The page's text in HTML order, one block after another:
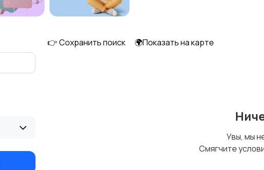
👉 Сохранить поиск 🌍Показать на карте
Увы, мы
Смягчите